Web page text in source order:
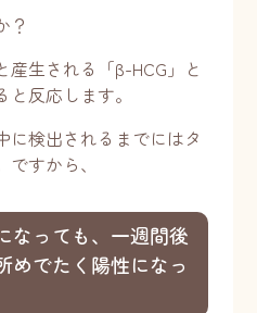
？
生される「β-HCG」と
反応します。
に検出されるまでにはタ
すから、
なっても、一週間後
めでたく陽性になっ